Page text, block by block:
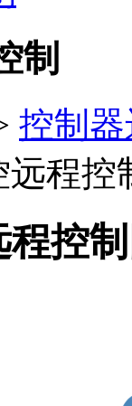
制
控制
远程控
控